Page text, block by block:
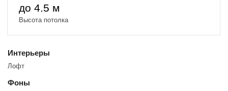
до 4.5 м
Высота потолка
Интерьеры
Лофт
Фоны